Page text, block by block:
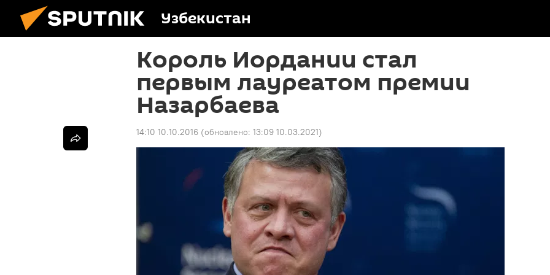
Узбекистан
Король Иордании стал
первым лауреатом премии
Назарбаева
14:10 10.10.2016 (обновлено: 13:09 10.03.2021)